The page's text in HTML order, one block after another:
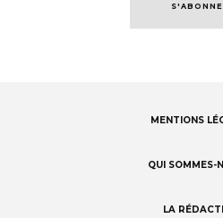
MENTIONS
QUI SOMMES-
LA